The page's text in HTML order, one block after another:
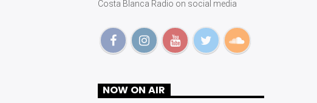
Costa Blanca Radio on social media
NOW ON AIR